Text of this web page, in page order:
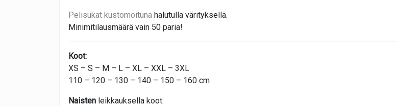
Pelisukat kustomoituna halutulla värityksellä.
Minimitilausmäärä vain 50 paria!
Koot:
XS – S – M – L – XL – XXL – 3XL
110 – 120 – 130 – 140 – 150 – 160 cm
Naisten leikkauksella koot: